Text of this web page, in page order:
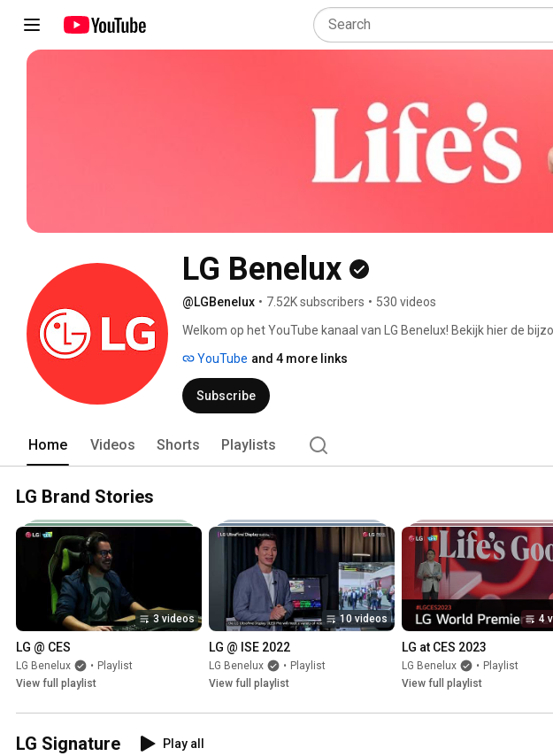
LG Benelux
@LGBenelux • 7.52K subscribers • 530 videos
Welkom op het YouTube kanaal van LG Benelux! Bekijk hier de
YouTube and 4 more links
Subscribe
Home Videos Shorts Playlists
LG Brand Stories
3 videos
LG @ CES
LG Benelux • Playlist
View full playlist
10 videos
LG @ ISE 2022
LG Benelux • Playlist
View full playlist
4
LG at CES 2023
LG Benelux • Playlist
View full playlist
LG Signature Play all